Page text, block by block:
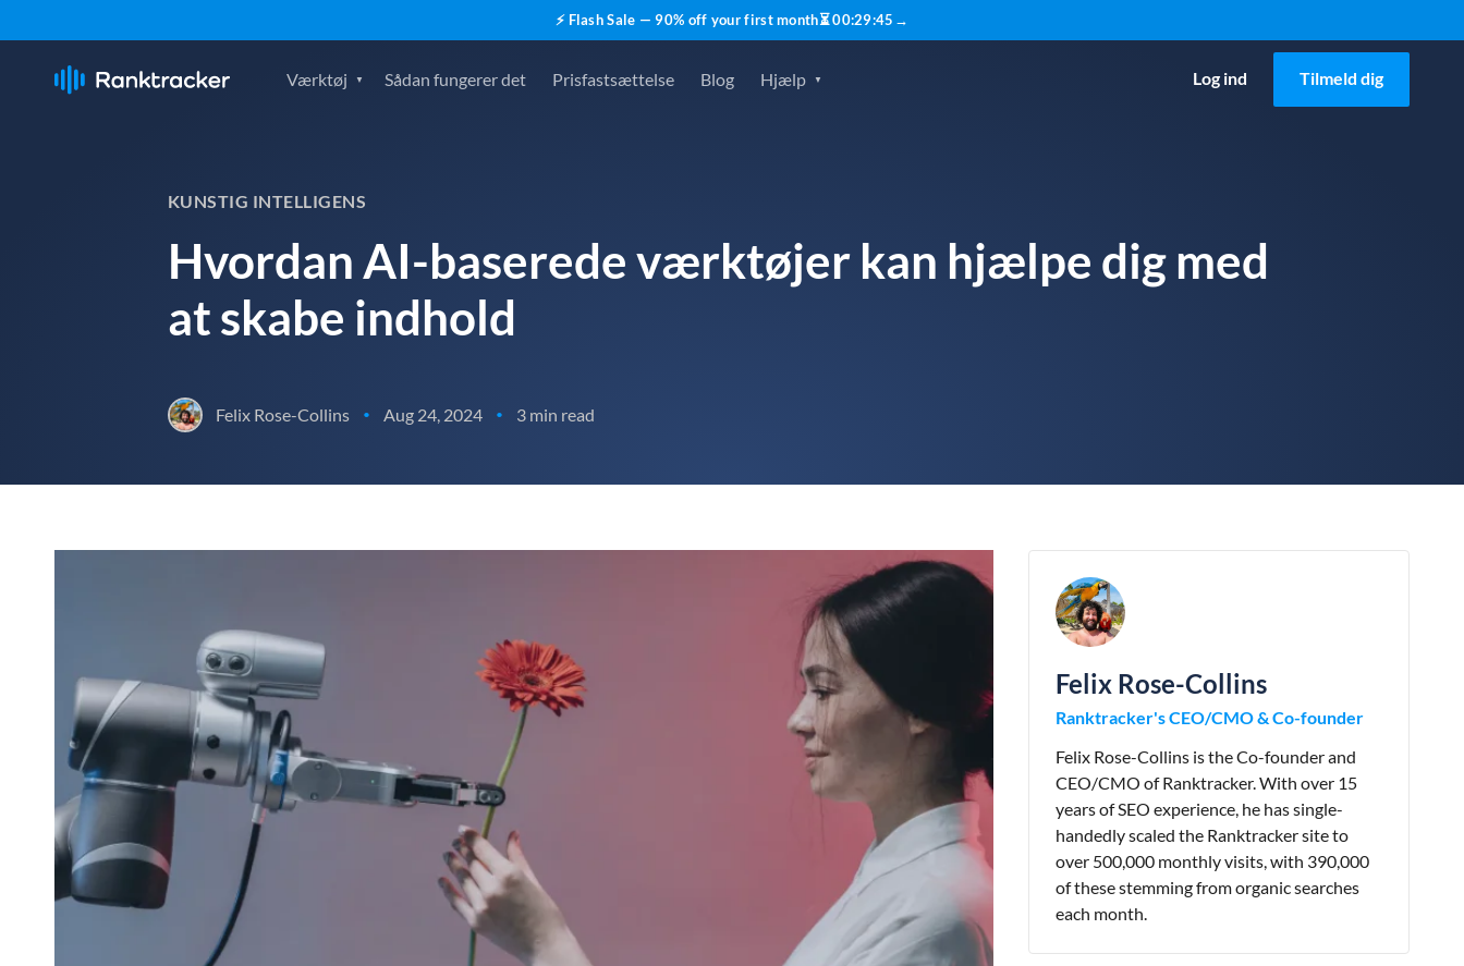
⚡ Flash Sale — 90% off your first month⏳00:29:44 →
Værktøj Sådan fungerer det Prisfastsættelse Blog Hjælp Log ind Tilmeld dig
KUNSTIG INTELLIGENS
Hvordan AI-baserede værktøjer kan hjælpe dig med
at skabe indhold
Felix Rose-Collins • Aug 24, 2024 • 3 min read
Felix Rose-Collins
Ranktracker's CEO/CMO & Co-founder
Felix Rose-Collins is the Co-founder and
CEO/CMO of Ranktracker. With over 15
years of SEO experience, he has single-
handedly scaled the Ranktracker site to
over 500,000 monthly visits, with 390,000
of these stemming from organic searches
each month.